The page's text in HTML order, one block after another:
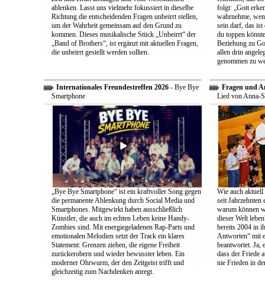
ablenken. Lasst uns vielmehr fokussiert in dieselbe
Richtung die entscheidenden Fragen unbeirrt stellen,
um der Wahrheit gemeinsam auf den Grund zu
kommen. Dieses musikalische Stück „Unbeirrt“ der
„Band of Brothers“, ist ergänzt mit aktuellen Fragen,
die unbeirrt gestellt werden sollten.
folgt: „Gott
wahrnehme,
sein darf, das ist
du toppen
Beziehung zu
allen drin
genommen zu
Internationales Freundestreffen 2026- Bye Bye
Smartphone
„Bye Bye Smartphone“ ist ein kraftvoller Song gegen
die permanente Ablenkung durch Social Media und
Smartphones. Mitgewirkt haben ausschließlich
Künstler, die auch im echten Leben keine Handy-
Zombies sind. Mit energiegeladenen Rap-Parts und
emotionalen Melodien setzt der Track ein klares
Statement: Grenzen ziehen, die eigene Freiheit
zurückerobern und wieder bewusster leben. Ein
moderner Ohrwurm, der den Zeitgeist trifft und
gleichzeitig zum Nachdenken anregt.
Fragen und
Lied von Anna-
Wie auch
seit Jahrzehnten
warum können
dieser Welt
bereits 2004 in
Antworten“ mit
beantwortet. Ja,
dass der Friede
nie Frieden in